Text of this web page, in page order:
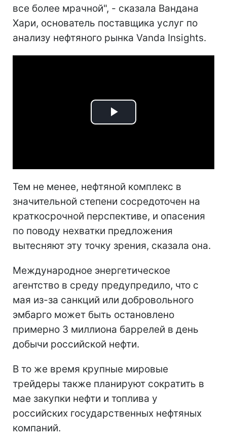
все более мрачной", - сказала Вандана
Хари, основатель поставщика услуг по
анализу нефтяного рынка Vanda Insights.
Play
Тем не менее, нефтяной комплекс в
значительной степени сосредоточен на
краткосрочной перспективе, и опасения
по поводу нехватки предложения
вытесняют эту точку зрения, сказала она.
Международное энергетическое
агентство в среду предупредило, что с
мая из-за санкций или добровольного
эмбарго может быть остановлено
примерно 3 миллиона баррелей в день
добычи российской нефти.
В то же время крупные мировые
трейдеры также планируют сократить в
мае закупки нефти и топлива у
российских государственных нефтяных
компаний.